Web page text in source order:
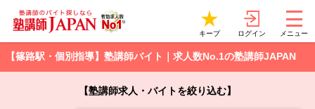
キープ ログイン メニュー
【篠路駅・個別指導】塾講師バイト｜求人数No.1の塾講師JAPAN
【塾講師求人・バイトを絞り込む】